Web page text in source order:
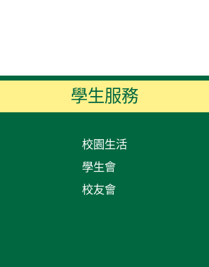
學生服務
校園生活
學生會
校友會